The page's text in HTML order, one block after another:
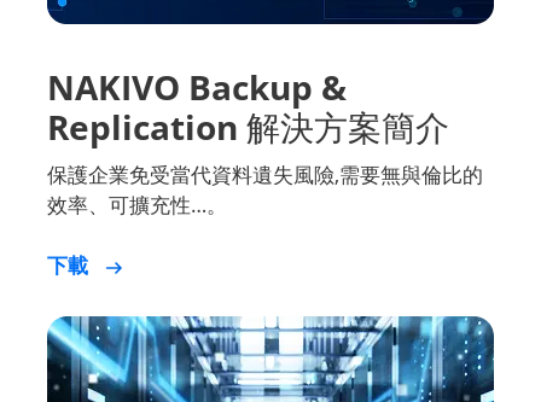
NAKIVO Backup &
Replication 解決方案簡介
保護企業免受當代資料遺失風險,需要無與倫比的
效率、可擴充性…。
下載